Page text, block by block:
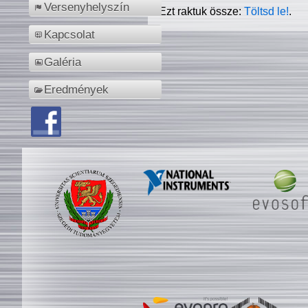
Versenyhelyszín
Kapcsolat
Galéria
Eredmények
Ezt raktuk össze:Töltsd le!.